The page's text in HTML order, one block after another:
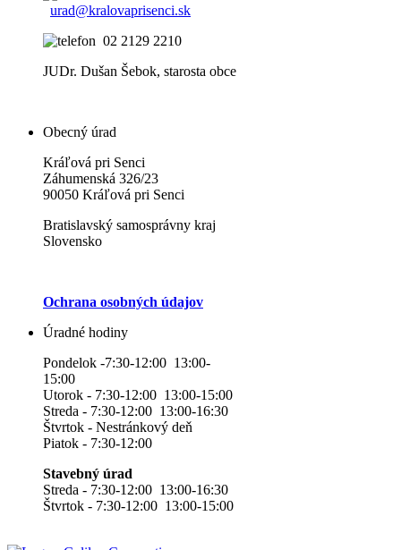
urad@kralovaprisenci.sk
02 2129 2210
JUDr. Dušan Šebok, starosta obce
Obecný úrad
Kráľová pri Senci
Záhumenská 326/23
90050 Kráľová pri Senci
Bratislavský samosprávny kraj
Slovensko
Ochrana osobných údajov
Úradné hodiny
Pondelok -7:30-12:00 13:00-
15:00
Utorok - 7:30-12:00 13:00-15:00
Streda - 7:30-12:00 13:00-16:30
Štvrtok - Nestránkový deň
Piatok - 7:30-12:00
Stavebný úrad
Streda - 7:30-12:00 13:00-16:30
Štvrtok - 7:30-12:00 13:00-15:00